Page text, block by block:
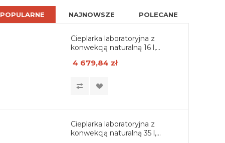
POPULARNE NAJNOWSZE POLECANE
Cieplarka laboratoryjna z
konwekcją naturalną 16 l,
4 679,84 zł
Cieplarka laboratoryjna z
konwekcją naturalną 35 l,